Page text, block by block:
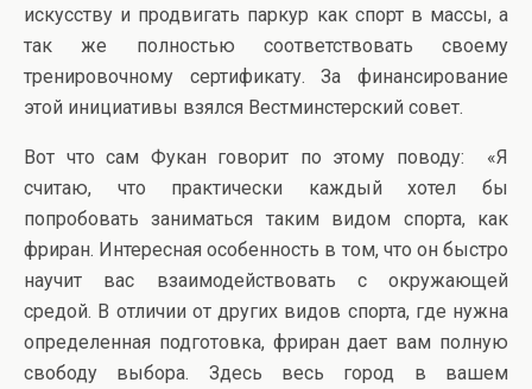
искусству и продвигать паркур как спорт в массы, а
так же полностью соответствовать своему
тренировочному сертификату. За финансирование
этой инициативы взялся Вестминстерский совет.
Вот что сам Фукан говорит по этому поводу: «Я
считаю, что практически каждый хотел бы
попробовать заниматься таким видом спорта, как
фриран. Интересная особенность в том, что он быстро
научит вас взаимодействовать с окружающей
средой. В отличии от других видов спорта, где нужна
определенная подготовка, фриран дает вам полную
свободу выбора. Здесь весь город в вашем